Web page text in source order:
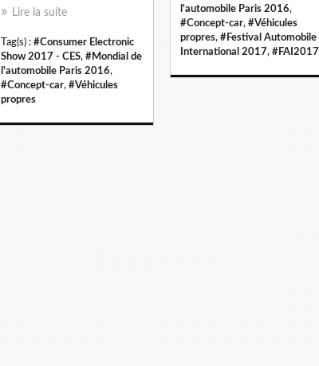
l'automobile Paris 2016,
#Concept-car, #Véhicules
propres, #Festival Automobile
International 2017, #FAI2017
Lire la suite
Tag(s) : #Consumer Electronic
Show 2017 - CES, #Mondial de
l'automobile Paris 2016,
#Concept-car, #Véhicules
propres